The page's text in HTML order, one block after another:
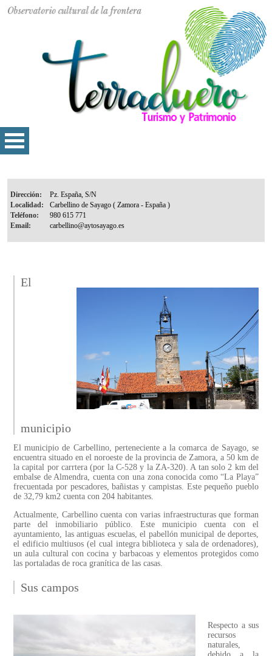
Dirección:
Localidad:
Teléfono:
Email:
El
municipio
El municipio de Carbellino, perteneciente a la comarca de Sayago, se
encuentra situado en el noroeste de la provincia de Zamora, a 50 km de
la capital por carrtera (por la C-528 y la ZA-320). A tan solo 2 km del
embalse de Almendra, cuenta con una zona conocida como “La Playa”
frecuentada por pescadores, bañistas y campistas. Este pequeño pueblo
de 32,79 km2 cuenta con 204 habitantes.
Actualmente, Carbellino cuenta con varias infraestructuras que forman
parte del inmobiliario público. Este municipio cuenta con el
ayuntamiento, las antiguas escuelas, el pabellón municipal de deportes,
el edificio multiusos (el cual integra biblioteca y sala de ordenadores),
un aula cultural con cocina y barbacoas y elementos protegidos como
las portaladas de roca granítica de las casas.
Sus campos
Respecto a sus
recursos
naturales,